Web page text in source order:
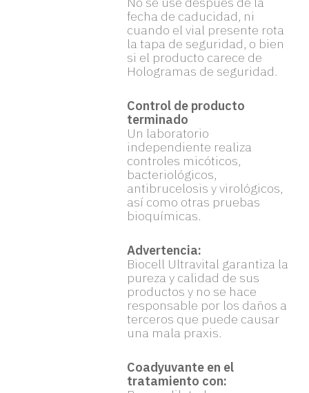
fecha de caducidad, ni
cuando el vial presente rota
la tapa de seguridad, o bien
si el producto carece de
Hologramas de seguridad.
Control de producto
terminado
Un laboratorio
independiente realiza
controles micóticos,
bacteriológicos,
antibrucelosis y virológicos,
así como otras pruebas
bioquímicas.
Advertencia:
Biocell Ultravital garantiza la
pureza y calidad de sus
productos y no se hace
responsable por los daños a
terceros que puede causar
una mala praxis.
Coadyuvante en el
tratamiento con: